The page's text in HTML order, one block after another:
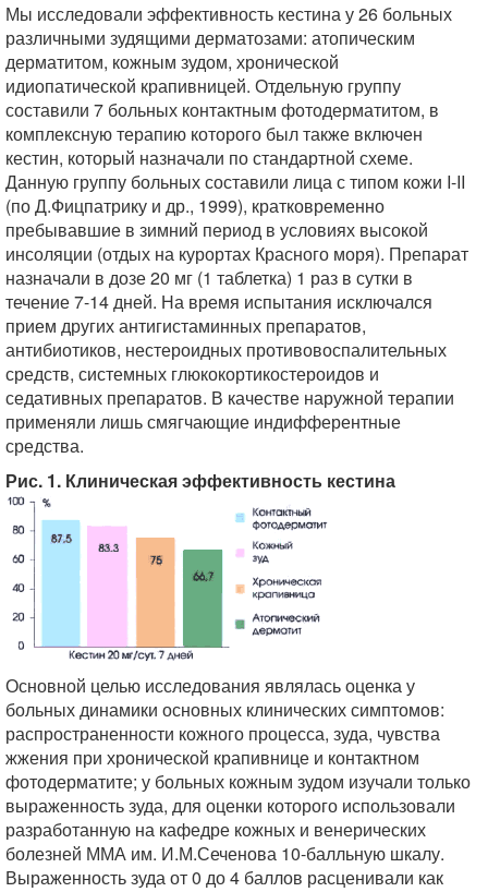
Мы исследовали эффективность кестина у 26 больных
различными зудящими дерматозами: атопическим
дерматитом, кожным зудом, хронической
идиопатической крапивницей. Отдельную группу
составили 7 больных контактным фотодерматитом, в
комплексную терапию которого был также включен
кестин, который назначали по стандартной схеме.
Данную группу больных составили лица с типом кожи I-II
(по Д.Фицпатрику и др., 1999), кратковременно
пребывавшие в зимний период в условиях высокой
инсоляции (отдых на курортах Красного моря). Препарат
назначали в дозе 20 мг (1 таблетка) 1 раз в сутки в
течение 7-14 дней. На время испытания исключался
прием других антигистаминных препаратов,
антибиотиков, нестероидных противовоспалительных
средств, системных глюкокортикостероидов и
седативных препаратов. В качестве наружной терапии
применяли лишь смягчающие индифферентные
средства.
Рис. 1. Клиническая эффективность кестина
Основной целью исследования являлась оценка у
больных динамики основных клинических симптомов:
распространенности кожного процесса, зуда, чувства
жжения при хронической крапивнице и контактном
фотодерматите; у больных кожным зудом изучали только
выраженность зуда, для оценки которого использовали
разработанную на кафедре кожных и венерических
болезней ММА им. И.М.Сеченова 10-балльную шкалу.
Выраженность зуда от 0 до 4 баллов расценивали как